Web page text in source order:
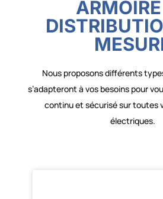
Nous proposons différents
s’adapteront à vos besoins pour
continu et sécurisé sur toutes
électriques.